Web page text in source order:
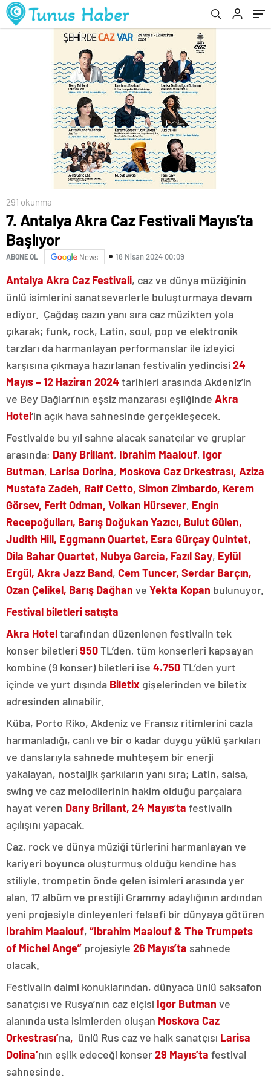
291 okunma
7. Antalya Akra Caz Festivali Mayıs’ta
Başlıyor
ABONE OL News 18 Nisan 2024 00:09
Antalya Akra Caz Festivali, caz ve dünya müziğinin
ünlü isimlerini sanatseverlerle buluşturmaya devam
ediyor. Çağdaş cazın yanı sıra caz müzikten yola
çıkarak; funk, rock, Latin, soul, pop ve elektronik
tarzları da harmanlayan performanslar ile izleyici
karşısına çıkmaya hazırlanan festivalin yedincisi 24
Mayıs – 12 Haziran 2024 tarihleri arasında Akdeniz’in
ve Bey Dağları’nın eşsiz manzarası eşliğinde Akra
Hotel‘in açık hava sahnesinde gerçekleşecek.
Festivalde bu yıl sahne alacak sanatçılar ve gruplar
arasında; Dany Brillant, Ibrahim Maalouf, Igor
Butman, Larisa Dorina, Moskova Caz Orkestrası, Aziza
Mustafa Zadeh, Ralf Cetto, Simon Zimbardo, Kerem
Görsev, Ferit Odman, Volkan Hürsever, Engin
Recepoğulları, Barış Doğukan Yazıcı, Bulut Gülen,
Judith Hill, Eggmann Quartet, Esra Gürçay Quintet,
Dila Bahar Quartet, Nubya Garcia, Fazıl Say, Eylül
Ergül, Akra Jazz Band, Cem Tuncer, Serdar Barçın,
Ozan Çelikel, Barış Dağhan ve Yekta Kopan bulunuyor.
Festival biletleri satışta
Akra Hoteltarafından düzenlenen festivalin tek
konser biletleri 950TL’den, tüm konserleri kapsayan
kombine (9 konser) biletleri ise 4.750TL’den yurt
içinde ve yurt dışında Biletix gişelerinden ve biletix
adresinden alınabilir.
Küba, Porto Riko, Akdeniz ve Fransız ritimlerini cazla
harmanladığı, canlı ve bir o kadar duygu yüklü şarkıları
ve danslarıyla sahnede muhteşem bir enerji
yakalayan, nostaljik şarkıların yanı sıra; Latin, salsa,
swing ve caz melodilerinin hakim olduğu parçalara
hayat veren Dany Brillant, 24 Mayıs’ta festivalin
açılışını yapacak.
Caz, rock ve dünya müziği türlerini harmanlayan ve
kariyeri boyunca oluşturmuş olduğu kendine has
stiliyle, trompetin önde gelen isimleri arasında yer
alan, 17 albüm ve prestijli Grammy adaylığının ardından
yeni projesiyle dinleyenleri felsefi bir dünyaya götüren
Ibrahim Maalouf, “Ibrahim Maalouf & The Trumpets
of Michel Ange” projesiyle 26 Mayıs’ta sahnede
olacak.
Festivalin daimi konuklarından, dünyaca ünlü saksafon
sanatçısı ve Rusya’nın caz elçisi Igor Butman ve
alanında usta isimlerden oluşan Moskova Caz
Orkestrası’na, ünlü Rus caz ve halk sanatçısı Larisa
Dolina’nın eşlik edeceği konser29 Mayıs’ta festival
sahnesinde.